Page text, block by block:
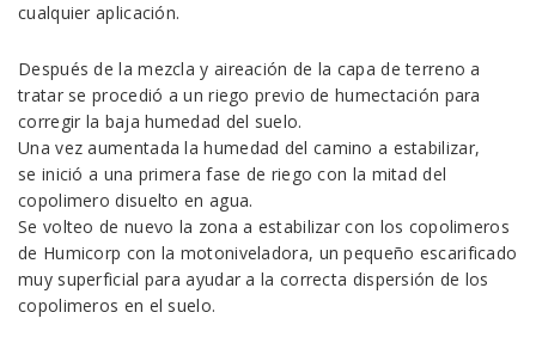
cualquier aplicación.
Después de la mezcla y aireación de la capa de terreno a
tratar se procedió a un riego previo de humectación para
corregir la baja humedad del suelo.
Una vez aumentada la humedad del camino a estabilizar,
se inició a una primera fase de riego con la mitad del
copolimero disuelto en agua.
Se volteo de nuevo la zona a estabilizar con los copolimeros
de Humicorp con la motoniveladora, un pequeño escarificado
muy superficial para ayudar a la correcta dispersión de los
copolimeros en el suelo.